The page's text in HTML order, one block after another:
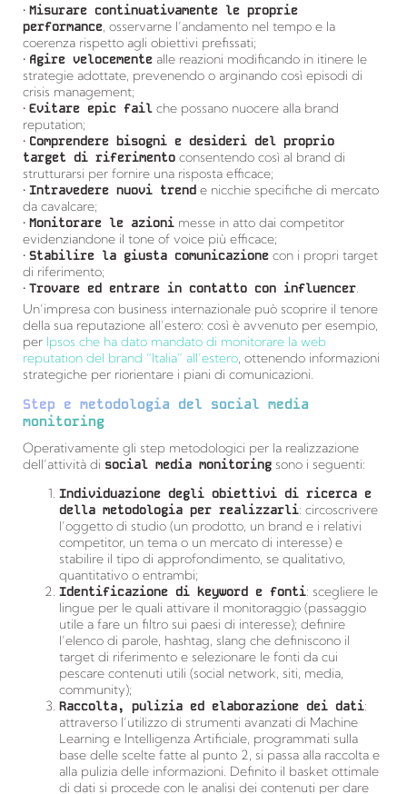
•Misurare continuativamente le proprie
performance, osservarne l’andamento nel tempo e la
coerenza rispetto agli obiettivi prefissati;
• Agire velocemente alle reazioni modificando in itinere le
strategie adottate, prevenendo o arginando così episodi di
crisis management;
•Evitare epic fail che possano nuocere alla brand
reputation;
• Comprendere bisogni e desideri del proprio
target di riferimento consentendo così al brand di
strutturarsi per fornire una risposta efficace;
•Intravedere nuovi trend e nicchie specifiche di mercato
da cavalcare;
•Monitorare le azioni messe in atto dai competitor
evidenziandone il tone of voice più efficace;
•Stabilire la giusta comunicazione con i propri target
di riferimento;
•Trovare ed entrare in contatto con influencer.
Un’impresa con business internazionale può scoprire il tenore
della sua reputazione all’estero: così è avvenuto per esempio,
per Ipsos che ha dato mandato di monitorare la web
reputation del brand “Italia” all’estero, ottenendo informazioni
strategiche per riorientare i piani di comunicazioni.
Step e metodologia del social media
monitoring
Operativamente gli step metodologici per la realizzazione
dell’attività di social media monitoring sono i seguenti:
Individuazione degli obiettivi di ricerca e
della metodologia per realizzarli: circoscrivere
l’oggetto di studio (un prodotto, un brand e i relativi
competitor, un tema o un mercato di interesse) e
stabilire il tipo di approfondimento, se qualitativo,
quantitativo o entrambi;
Identificazione di keyword e fonti: scegliere le
lingue per le quali attivare il monitoraggio (passaggio
utile a fare un filtro sui paesi di interesse); definire
l’elenco di parole, hashtag, slang che definiscono il
target di riferimento e selezionare le fonti da cui
pescare contenuti utili (social network, siti, media,
community);
Raccolta, pulizia ed elaborazione dei dati:
attraverso l’utilizzo di strumenti avanzati di Machine
Learning e Intelligenza Artificiale, programmati sulla
base delle scelte fatte al punto 2, si passa alla raccolta e
alla pulizia delle informazioni. Definito il basket ottimale
di dati si procede con le analisi dei contenuti per dare